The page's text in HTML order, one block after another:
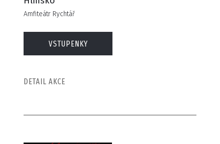
Amfiteátr Rychtář
VSTUPENKY
DETAIL AKCE